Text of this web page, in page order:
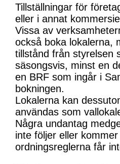
Tillställningar för
eller i annat
Vissa av
också boka lokalerna,
tillstånd från styrelsen
säsongsvis, minst en
en BRF som ingår i
bokningen.
Lokalerna kan
användas som
Några undantag
inte följer eller
ordningsreglerna får